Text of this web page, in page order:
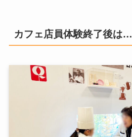
カフェ店員体験終了後は…